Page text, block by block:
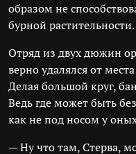
образом не
бурной растительности.
Отряд из двух дюжин
верно удалялся от
Делая большой круг,
Ведь где может быть
как не под носом у
— Ну что там, Стерва,